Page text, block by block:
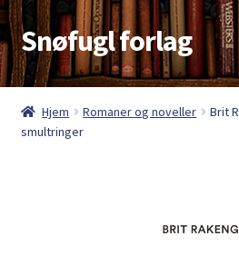
Hopp
til
navigasjon
Hopp
til
innhold
Snøfugl forlag
Hjem
Aktuelt
Hjem Romaner og noveller
Brit
smultringer